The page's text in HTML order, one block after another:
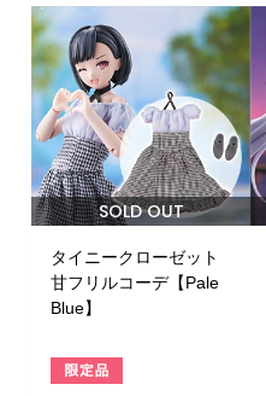
SOLD OUT
タイニークローゼット
甘フリルコーデ【Pale
Blue】